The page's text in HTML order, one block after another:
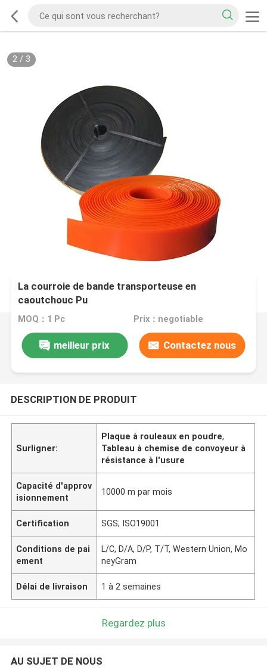
2/ 3
La courroie de bande transporteuse en
caoutchouc Pu
MOQ：1 Pc Prix：negotiable
meilleur prix Contactez nous
DESCRIPTION DE PRODUIT
Surligner:
Plaque à rouleaux en poudre,
Tableau à chemise de convoyeur à
résistance à l'usure
Capacité d'approv
isionnement
10000 m par mois
Certification SGS; ISO19001
Conditions de pai
ement
L/C, D/A, D/P, T/T, Western Union, Mo
neyGram
Délai de livraison 1 à 2 semaines
Regardez plus
AU SUJET DE NOUS